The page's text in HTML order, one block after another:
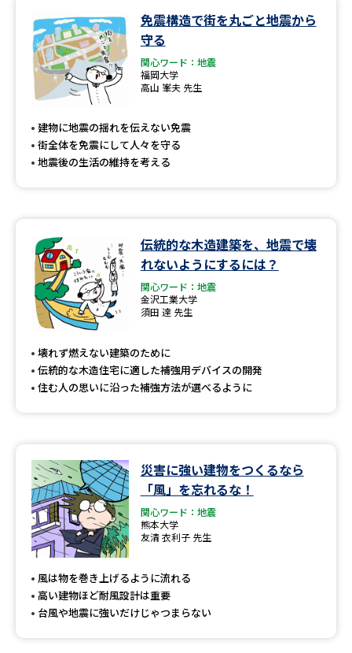
免震構造で街を丸ごと地震から
守る
関心ワード：地震
福岡大学
高山 峯夫 先生
建物に地震の揺れを伝えない免震
街全体を免震にして人々を守る
地震後の生活の維持を考える
伝統的な木造建築を、地震で壊
れないようにするには？
関心ワード：地震
金沢工業大学
須田 達 先生
壊れず燃えない建築のために
伝統的な木造住宅に適した補強用デバイスの開発
住む人の思いに沿った補強方法が選べるように
災害に強い建物をつくるなら
「風」を忘れるな！
関心ワード：地震
熊本大学
友清 衣利子 先生
風は物を巻き上げるように流れる
高い建物ほど耐風設計は重要
台風や地震に強いだけじゃつまらない